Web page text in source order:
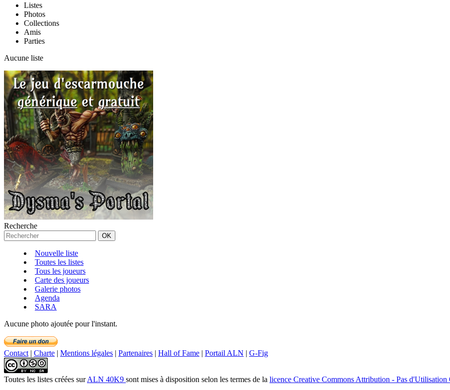
Listes
Photos
Collections
Amis
Parties
Aucune liste
Recherche
Nouvelle liste
Toutes les listes
Tous les joueurs
Carte des joueurs
Galerie photos
Agenda
SARA
Aucune photo ajoutée pour l'instant.
Contact | Charte | Mentions légales | Partenaires | Hall of Fame | Portail ALN | G-Fig
Toutes les listes créées surALN 40K9 sont mises à disposition selon les termes de la licence Creative Commons Attribution - Pas